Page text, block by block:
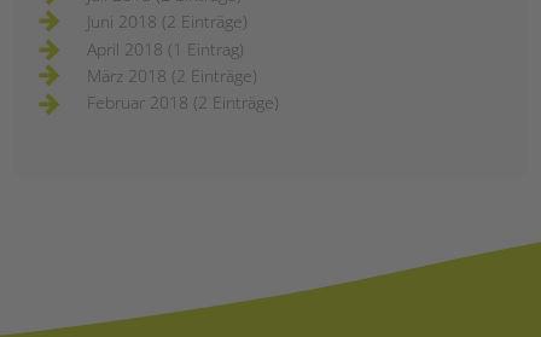
Juni 2018 (2 Einträge)
April 2018 (1 Eintrag)
März 2018 (2 Einträge)
Februar 2018 (2 Einträge)